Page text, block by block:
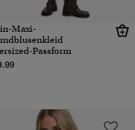
Maxi-
Passform